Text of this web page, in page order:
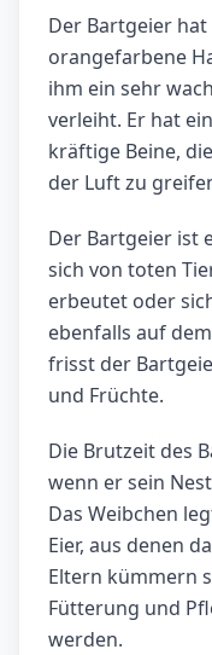
Der Bartgeier
orangefarbene
ihm ein sehr
verleiht. Er hat
kräftige Beine,
der Luft zu
Der Bartgeier ist
sich von toten
erbeutet oder
ebenfalls auf
frisst der
und Früchte.
Die Brutzeit des
wenn er sein
Das Weibchen
Eier, aus denen
Eltern kümmern
Fütterung und
werden.